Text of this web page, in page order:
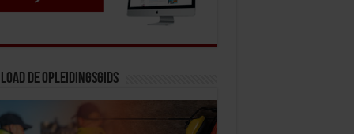
de opleidingsgids